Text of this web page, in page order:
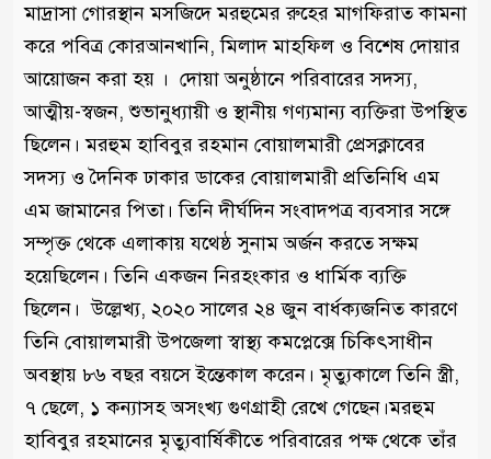
মাদ্রাসা গোরস্থান মসজিদে মরহুমের রুহের মাগফিরাত কামনা
করে পবিত্র কোরআনখানি, মিলাদ মাহফিল ও বিশেষ দোয়ার
আয়োজন করা হয় । দোয়া অনুষ্ঠানে পরিবারের সদস্য,
আত্মীয়-স্বজন, শুভানুধ্যায়ী ও স্থানীয় গণ্যমান্য ব্যক্তিরা উপস্থিত
ছিলেন। মরহুম হাবিবুর রহমান বোয়ালমারী প্রেসক্লাবের
সদস্য ও দৈনিক ঢাকার ডাকের বোয়ালমারী প্রতিনিধি এম
এম জামানের পিতা। তিনি দীর্ঘদিন সংবাদপত্র ব্যবসার সঙ্গে
সম্পৃক্ত থেকে এলাকায় যথেষ্ঠ সুনাম অর্জন করতে সক্ষম
হয়েছিলেন। তিনি একজন নিরহংকার ও ধার্মিক ব্যক্তি
ছিলেন। উল্লেখ্য, ২০২০ সালের ২৪ জুন বার্ধক্যজনিত কারণে
তিনি বোয়ালমারী উপজেলা স্বাস্থ্য কমপ্লেক্সে চিকিৎসাধীন
অবস্থায় ৮৬ বছর বয়সে ইন্তেকাল করেন। মৃত্যুকালে তিনি স্ত্রী,
৭ ছেলে, ১ কন্যাসহ অসংখ্য গুণগ্রাহী রেখে গেছেন।মরহুম
হাবিবুর রহমানের মৃত্যুবার্ষিকীতে পরিবারের পক্ষ থেকে তাঁর